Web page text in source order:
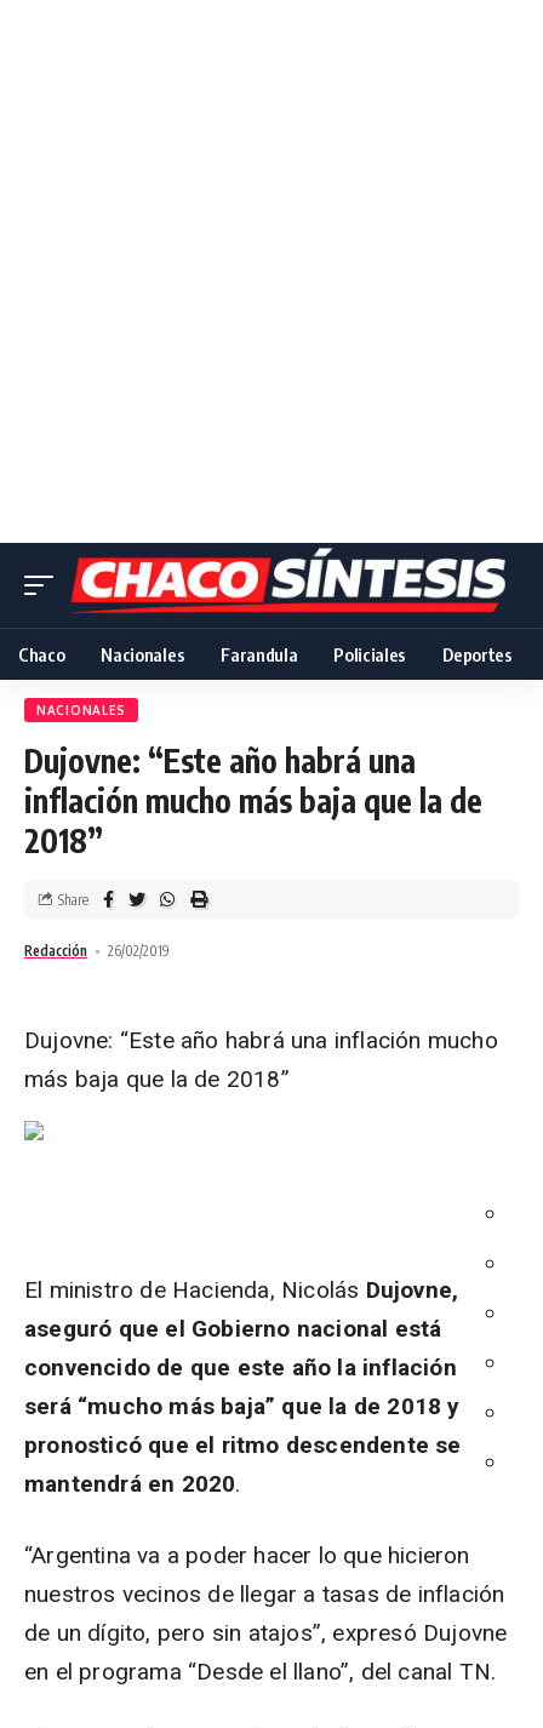
Chaco Nacionales Farandula Policiales Deportes
NACIONALES
Dujovne: “Este año habrá una
inflación mucho más baja que la de
2018”
Redacción 26/02/2019
Share
Dujovne: “Este año habrá una inflación mucho
más baja que la de 2018”
El ministro de Hacienda, Nicolás Dujovne,
aseguró que el Gobierno nacional está
convencido de que este año la inflación
será “mucho más baja” que la de 2018 y
pronosticó que el ritmo descendente se
mantendrá en 2020.
“Argentina va a poder hacer lo que hicieron
nuestros vecinos de llegar a tasas de inflación
de un dígito, pero sin atajos”, expresó Dujovne
en el programa “Desde el llano”, del canal TN.